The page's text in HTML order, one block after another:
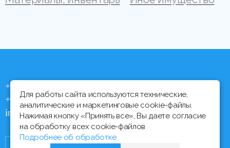
+375 (44) 704 92 06
+375 (17) 373 21 33
info@ipmtorgi.by
Для работы сайта используются технические,
аналитические и маркетинговые cookie-файлы.
Нажимая кнопку «Принять все», Вы даете согласие
на обработку всех cookie-файлов
Подробнее об обработке